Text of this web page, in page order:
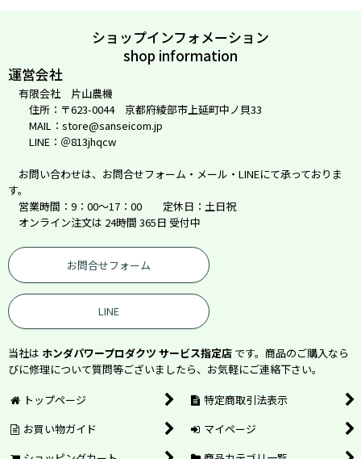
ショップインフォメーション
shop information
運営会社
有限会社 片山農機
住所：〒623-0044 京都府綾部市上延町中ノ貝33
MAIL：store@sanseicom.jp
LINE：＠813jhqcw
お問い合わせは、お問合せフォーム・メール・LINEにて承っておりま
す。
営業時間：9：00～17：00 定休日：土日祝
オンライン注文は 24時間 365日 受付中
お問合せフォーム
LINE
当社は ホンダパワープロダクツ サービス指定店 です。商品のご購入なら
びに修理について質問等ございましたら、お気軽にご連絡下さい。
トップページ
特定商取引法表示
お買い物ガイド
マイページ